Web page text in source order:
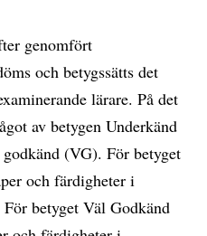
genomfört
och betygssätts det
lärare. På det
av betygen Underkänd
(VG). För betyget
och färdigheter i
betyget Väl Godkänd